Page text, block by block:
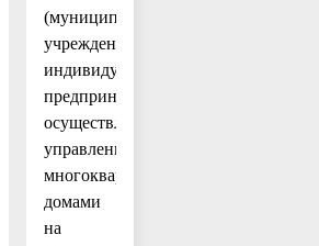
(муниципальным)
учреждениям),
индивидуальным
предпринимателям,
осуществляющим
управление
многоквартирными
домами
на